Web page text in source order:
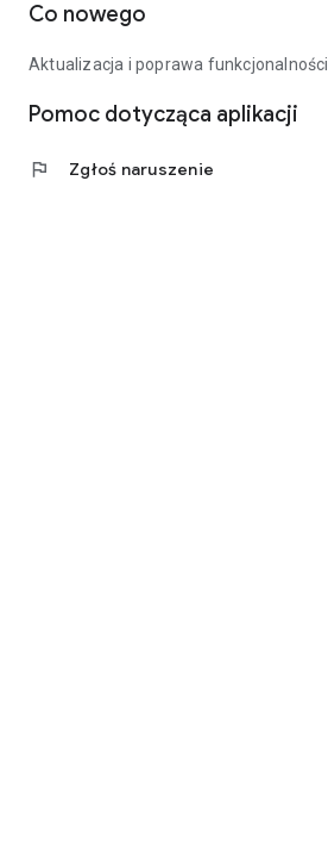
Co nowego
Aktualizacja i poprawa funkcjonalności
Pomoc dotycząca aplikacji
flag Zgłoś naruszenie